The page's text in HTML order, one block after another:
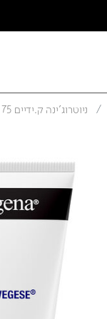
ניוטרוג'ינה ק.ידיים 75 מל מבוש